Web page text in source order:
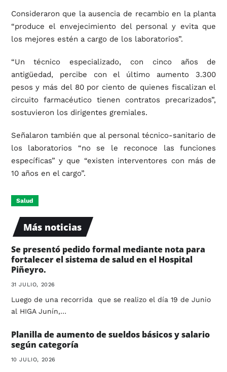
Consideraron que la ausencia de recambio en la planta
“produce el envejecimiento del personal y evita que
los mejores estén a cargo de los laboratorios”.
“Un técnico especializado, con cinco años de
antigüedad, percibe con el último aumento 3.300
pesos y más del 80 por ciento de quienes fiscalizan el
circuito farmacéutico tienen contratos precarizados”,
sostuvieron los dirigentes gremiales.
Señalaron también que al personal técnico-sanitario de
los laboratorios “no se le reconoce las funciones
específicas” y que “existen interventores con más de
10 años en el cargo”.
Salud
Más noticias
Se presentó pedido formal mediante nota para
fortalecer el sistema de salud en el Hospital
Piñeyro.
31 JULIO, 2026
Luego de una recorrida que se realizo el día 19 de Junio
al HIGA Junín,…
Planilla de aumento de sueldos básicos y salario
según categoría
10 JULIO, 2026